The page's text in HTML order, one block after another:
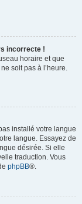
incorrecte !
horaire et que
soit pas à l’heure.
installé votre langue
langue. Essayez de
désirée. Si elle
traduction. Vous
phpBB®.